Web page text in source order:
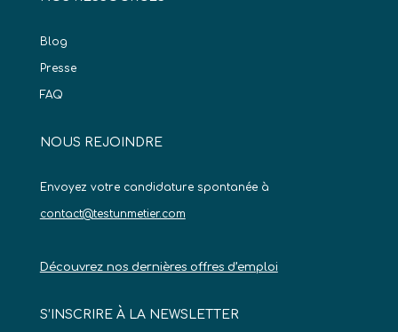
Blog
Presse
FAQ
NOUS REJOINDRE
Envoyez votre candidature spontanée à
contact@testunmetier.com
Découvrez nos dernières offres d’emploi
S’INSCRIRE À LA NEWSLETTER